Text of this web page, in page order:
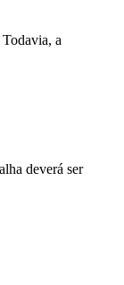
a
deverá ser